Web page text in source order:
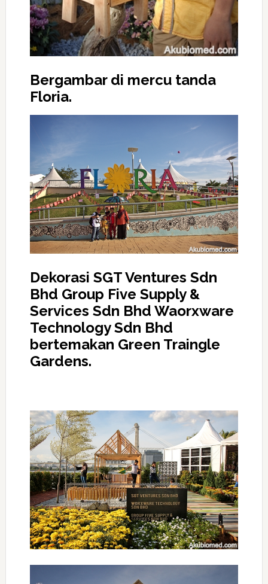
Bergambar di mercu tanda
Floria.
Dekorasi SGT Ventures Sdn
Bhd Group Five Supply &
Services Sdn Bhd Waorxware
Technology Sdn Bhd
bertemakan Green Traingle
Gardens.